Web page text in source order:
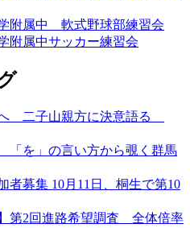
附属中 軟式野球部練習会
附属中サッカー練習会
二子山親方に決意語る
を」の言い方から覗く群馬
募集 10月11日、桐生で第10
】第2回進路希望調査 全体倍率